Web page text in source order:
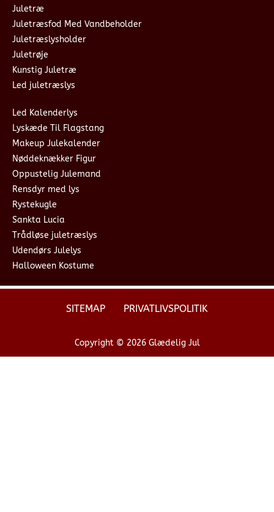
Juletræ
Juletræsfod Med Vandbeholder
Juletræslysholder
Juletrøje
Kunstig Juletræ
Led juletræslys
Led Kalenderlys
Lyskæde Til Flagstang
Makeup Julekalender
Nøddeknækker Figur
Oppustelig Julemand
Rensdyr med lys
Rystekugle
Sankta Lucia
Trådløse juletræslys
Udendørs Julelys
Halloween Kostume
SITEMAP PRIVATLIVSPOLITIK
Copyright © 2026 Glædelig Jul